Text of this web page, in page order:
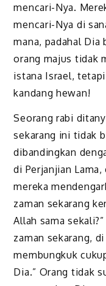
mencari-Nya.
mencari-Nya di
mana, padahal Dia
orang majus tidak
istana Israel,
kandang hewan!
Seorang rabi
sekarang ini tidak
dibandingkan
di Perjanjian
mereka
zaman sekarang
Allah sama
zaman sekarang,
membungkuk
Dia.” Orang tidak